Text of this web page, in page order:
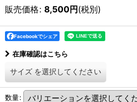
販売価格: 8,500円(税別)
Facebookでシェア
在庫確認はこちら
サイズ を選択してください
数量: